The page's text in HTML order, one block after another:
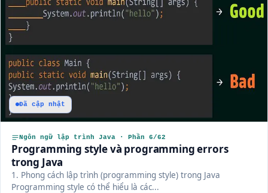
Đã cập nhật
Ngôn ngữ lập trình Java · Phần 6/62
Programming style và programming errors
trong Java
1. Phong cách lập trình (programming style) trong Java
Programming style có thể hiểu là các...